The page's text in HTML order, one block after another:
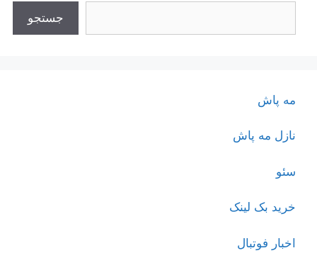
جستجو
مه پاش
نازل مه پاش
سئو
خرید بک لینک
اخبار فوتبال